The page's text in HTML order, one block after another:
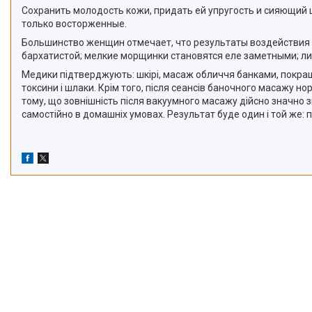
Сохранить молодость кожи, придать ей упругость и
только восторженные.
Большинство женщин отмечает, что результаты
бархатистой; мелкие морщинки становятся еле заметными;
Медики підтверджують: шкірі, масаж обличчя банками,
токсини і шлаки. Крім того, після сеансів баночного масажу
тому, що зовнішність після вакуумного масажу дійсно
самостійно в домашніх умовах. Результат буде один і той же: